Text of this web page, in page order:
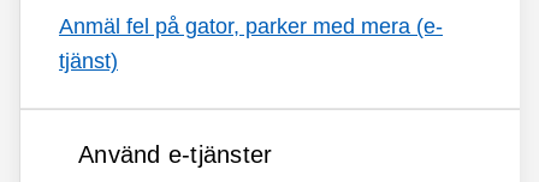
Anmäl fel på gator, parker med mera (e-
tjänst)
Använd e-tjänster